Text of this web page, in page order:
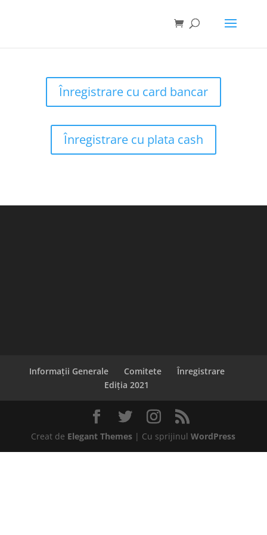
Înregistrare cu card bancar
Înregistrare cu plata cash
Informaţii Generale Comitete
Înregistrare
Ediţia 2021
Creat de Elegant Themes | Cu sprijinulWordPress